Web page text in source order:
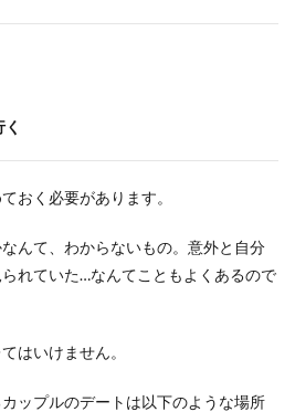
おく必要があります。
んて、わからないもの。意外と自分
れていた…なんてこともよくあるので
はいけません。
ップルのデートは以下のような場所